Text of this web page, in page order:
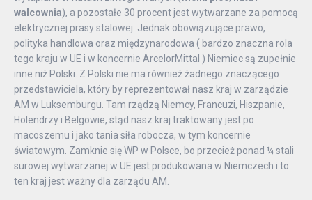
walcownia), a pozostałe 30 procent jest wytwarzane za pomocą
elektrycznej prasy stalowej. Jednak obowiązujące prawo,
polityka handlowa oraz międzynarodowa ( bardzo znaczna rola
tego kraju w UE i w koncernie ArcelorMittal ) Niemiec są zupełnie
inne niż Polski. Z Polski nie ma również żadnego znaczącego
przedstawiciela, który by reprezentował nasz kraj w zarządzie
AM w Luksemburgu. Tam rządzą Niemcy, Francuzi, Hiszpanie,
Holendrzy i Belgowie, stąd nasz kraj traktowany jest po
macoszemu i jako tania siła robocza, w tym koncernie
światowym. Zamknie się WP w Polsce, bo przecież ponad ¼ stali
surowej wytwarzanej w UE jest produkowana w Niemczech i to
ten kraj jest ważny dla zarządu AM.